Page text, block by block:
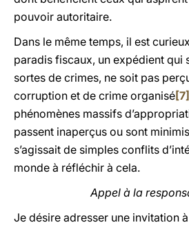
pouvoir autoritaire.
Dans le même temps, il est
paradis fiscaux, un expédient qui
sortes de crimes, ne soit pas
corruption et de crime organisé[7]
phénomènes massifs
passent inaperçus ou sont
s’agissait de simples conflits
monde à réfléchir à cela.
Appel à la
Je désire adresser une invitation